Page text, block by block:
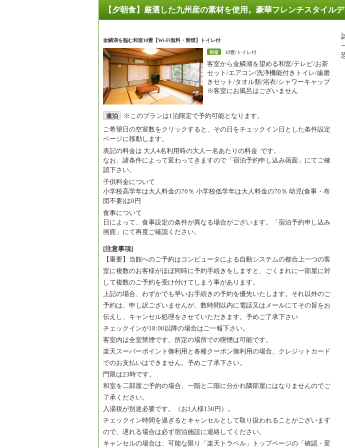
【夕朝食】厳選した九州産の素材を使用。豪華フレンチスタイル
金鱗湖を臨む和室10畳【Wi-Fi無料・禁煙】トイレ付
和室 10畳/トイレ付
客室から金鱗湖を望める和室/テレビ/お茶
セット/エアコン/洗浄機能付きトイレ/歯磨
きセット/タオル類/浴衣/シャワーキャップ
※客室にお風呂はございません
連泊
※このプランは1泊限定で予約可能となります。
ご希望日の空室数をクリックすると、その日をチェックイン日とした条件設定
ページに移動します。
表記の料金は 大人4名利用時の大人一名あたりの料金 です。
なお、諸条件によって変わってきますので「宿泊予約申し込み画面」にてご確
認下さい。
子供料金について
小学校高学年は大人料金の70％ 小学校低学年は大人料金の70％ 幼児(食事・布
団不要)は0円
食事について
日によって、食事設定の条件が異なる場合がございます。「宿泊予約申し込み
画面」にて再度ご確認ください。
[注意事項]
【重要】当館へのご予約はコンピュータによる自動システムの都合上一つの客
室に複数のお客様がほぼ同時に予約手続きをしますと、ごくまれに一部屋に対
して複数のご予約を受け付けてしまう事があります。
上記の場合、わずかでも早いお手続きの予約を優先いたします。それ以外のご
予約は、申し訳ございませんが、数時間以内に電話又はメールにてその旨をお
伝えし、キャンセル処理をさせていただきます。予めご了承下さい
チェックインが18:00以降の場合はご一報下さい。
客室内は全室禁煙です。所定の場所での喫煙は可能です。
楽天スーパーポイント御利用と各種クーポン御利用の場合、クレジットカード
でのお支払いはできません。予めご了承下さい。
門限は23時です。
和室を二部屋ご予約の場合、一階と二階に分かれ隣部屋にはなりませんのでご
了承ください。
入湯税が別途必要です。（お1人様150円）。
チェックイン時間を過ぎるとキャンセルとして取り扱われることがございます
ので、遅れる場合は必ず宿泊施設に連絡してください。
キャンセルの場合は、可能な限り「楽天トラベル」トップページの「確認・変